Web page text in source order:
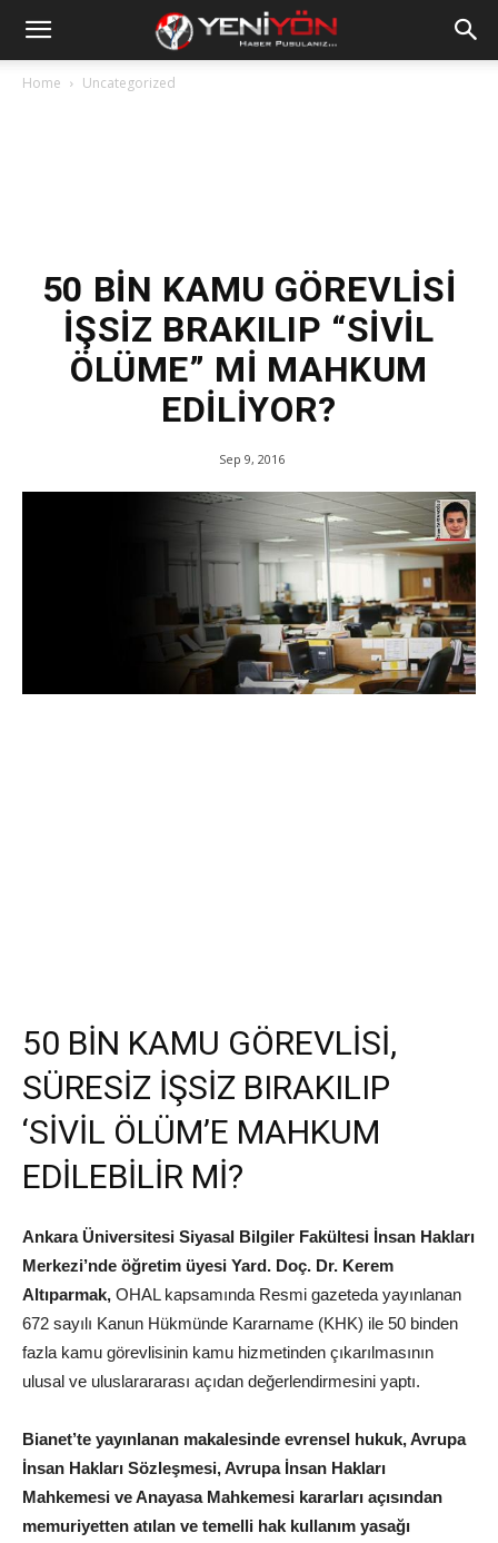
Home Uncategorized
50 BİN KAMU GÖREVLİSİ
İŞSİZ BRAKILIP “SİVİL
ÖLÜME” Mİ MAHKUM
EDİLİYOR?
Sep 9, 2016
50 BİN KAMU GÖREVLİSİ,
SÜRESİZ İŞSİZ BIRAKILIP
‘SİVİL ÖLÜM’E MAHKUM
EDİLEBİLİR Mİ?
Ankara Üniversitesi Siyasal Bilgiler Fakültesi İnsan Hakları
Merkezi’nde öğretim üyesi Yard. Doç. Dr. Kerem
Altıparmak, OHAL kapsamında Resmi gazeteda yayınlanan
672 sayılı Kanun Hükmünde Kararname (KHK) ile 50 binden
fazla kamu görevlisinin kamu hizmetinden çıkarılmasının
ulusal ve uluslarararası açıdan değerlendirmesini yaptı.
Bianet’te yayınlanan makalesinde evrensel hukuk, Avrupa
İnsan Hakları Sözleşmesi, Avrupa İnsan Hakları
Mahkemesi ve Anayasa Mahkemesi kararları açısından
memuriyetten atılan ve temelli hak kullanım yasağı